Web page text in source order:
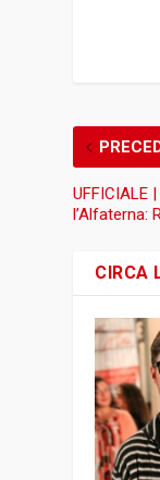
UFFICIALE
l’Alfaterna:
CIRCA